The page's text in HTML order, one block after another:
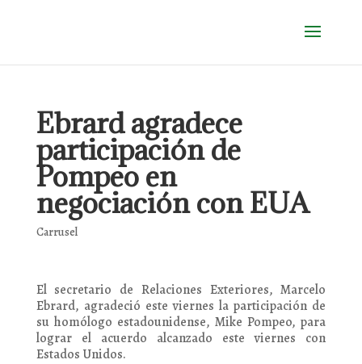
Ebrard agradece
participación de
Pompeo en
negociación con EUA
Carrusel
El secretario de Relaciones Exteriores, Marcelo
Ebrard, agradeció este viernes la participación de
su homólogo estadounidense, Mike Pompeo, para
lograr el acuerdo alcanzado este viernes con
Estados Unidos.